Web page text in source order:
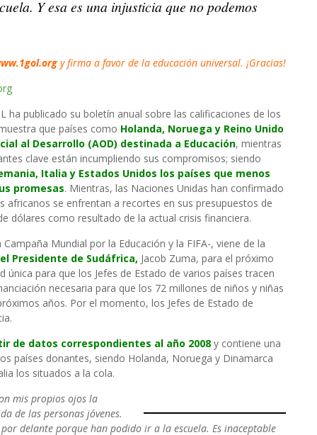
Y esa es una injusticia que no podemos
y firma a favor de la educación universal. ¡Gracias!
ha publicado su boletín anual sobre las calificaciones de los
que países como Holanda, Noruega y Reino Unido
al Desarrollo (AOD) destinada a Educación, mientras
clave están incumpliendo sus compromisos; siendo
Italia y Estados Unidos los países que menos
promesas. Mientras, las Naciones Unidas han confirmado
africanos se enfrentan a recortes en sus presupuestos de
dólares como resultado de la actual crisis financiera.
Mundial por la Educación y la FIFA-, viene de la
Presidente de Sudáfrica, Jacob Zuma, para el próximo
para que los Jefes de Estado de varios países tracen
necesaria para que los 72 millones de niños y niñas
años. Por el momento, los Jefes de Estado de
de datos correspondientes al año 2008 y contiene una
países donantes, siendo Holanda, Noruega y Dinamarca
los situados a la cola.
mis propios ojos la
de las personas jóvenes.
delante porque han podido ir a la escuela. Es inaceptable